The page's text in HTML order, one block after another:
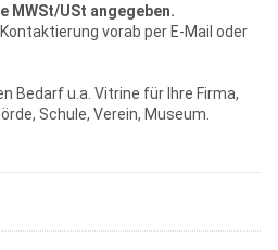
MWSt/USt angegeben.
vorab per E-Mail oder
Bedarf u.a. Vitrine für Ihre Firma,
Schule, Verein, Museum.